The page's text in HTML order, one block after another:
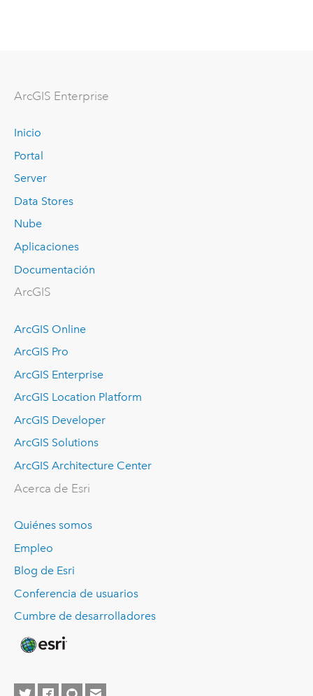
ArcGIS Enterprise
Inicio
Portal
Server
Data Stores
Nube
Aplicaciones
Documentación
ArcGIS
ArcGIS Online
ArcGIS Pro
ArcGIS Enterprise
ArcGIS Location Platform
ArcGIS Developer
ArcGIS Solutions
ArcGIS Architecture Center
Acerca de Esri
Quiénes somos
Empleo
Blog de Esri
Conferencia de usuarios
Cumbre de desarrolladores